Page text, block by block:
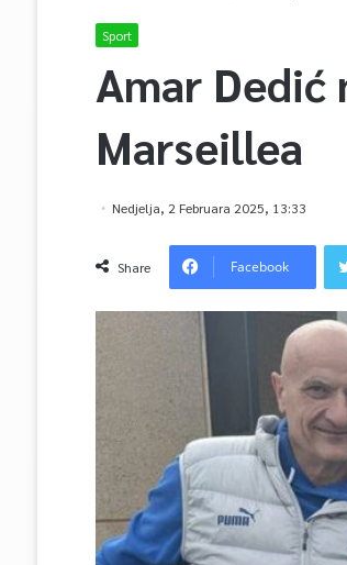
Sport
Amar
Marseillea
Nedjelja, 2 Februara 2025, 13:33
Share Facebook